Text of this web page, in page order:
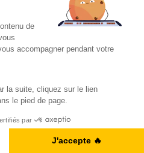
sur les transports
de produit
promotionnel
Ebook gratuit
l'ebook